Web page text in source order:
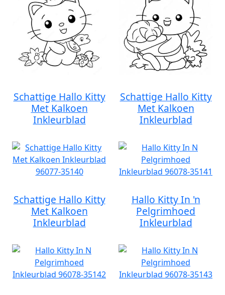
Schattige Hallo Kitty
Met Kalkoen
Inkleurblad
Schattige Hallo Kitty
Met Kalkoen
Inkleurblad
Schattige Hallo Kitty
Met Kalkoen
Inkleurblad
Hallo Kitty In 'n
Pelgrimhoed
Inkleurblad